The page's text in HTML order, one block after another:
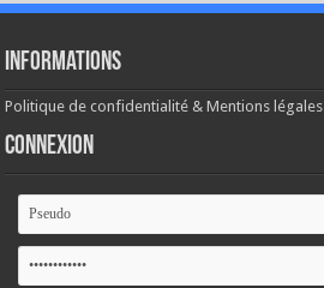
Informations
Politique de confidentialité & Mentions légales
Connexion